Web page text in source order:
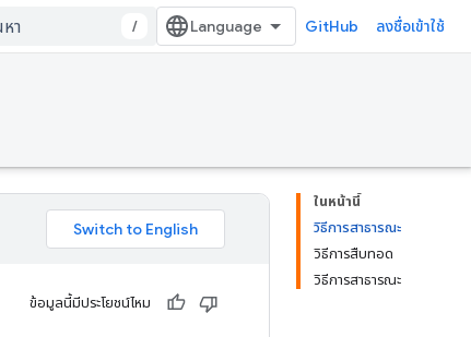
/ GitHub ลงชื่อเข้าใช้
ในหน้านี้
วิธีการสาธารณะ
วิธีการสืบทอด
วิธีการสาธารณะ
ข้อมูลนี้มีประโยชน์ไหม